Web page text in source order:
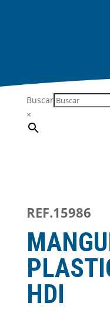
Buscar
×
REF.15986
HDI